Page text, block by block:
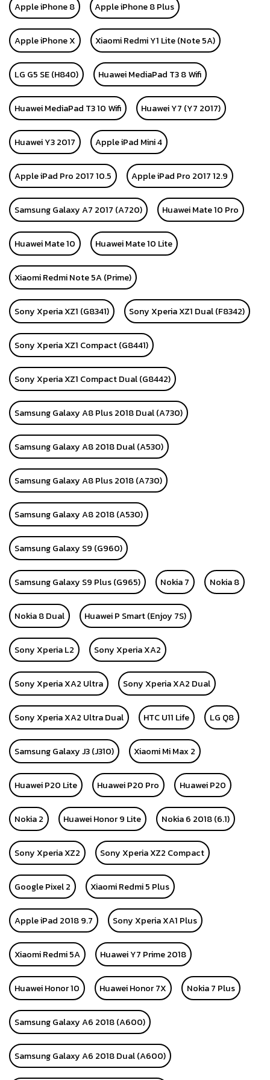
Apple iPhone 8 Apple iPhone 8 Plus
Apple iPhone X Xiaomi Redmi Y1 Lite (Note 5A)
LG G5 SE (H840) Huawei MediaPad T3 8 Wifi
Huawei MediaPad T3 10 Wifi Huawei Y7 (Y7 2017)
Huawei Y3 2017 Apple iPad Mini 4
Apple iPad Pro 2017 10.5 Apple iPad Pro 2017 12.9
Samsung Galaxy A7 2017 (A720) Huawei Mate 10 Pro
Huawei Mate 10 Huawei Mate 10 Lite
Xiaomi Redmi Note 5A (Prime)
Sony Xperia XZ1 (G8341) Sony Xperia XZ1 Dual (F8342)
Sony Xperia XZ1 Compact (G8441)
Sony Xperia XZ1 Compact Dual (G8442)
Samsung Galaxy A8 Plus 2018 Dual (A730)
Samsung Galaxy A8 2018 Dual (A530)
Samsung Galaxy A8 Plus 2018 (A730)
Samsung Galaxy A8 2018 (A530)
Samsung Galaxy S9 (G960)
Samsung Galaxy S9 Plus (G965) Nokia 7 Nokia 8
Nokia 8 Dual Huawei P Smart (Enjoy 7S)
Sony Xperia L2 Sony Xperia XA2
Sony Xperia XA2 Ultra Sony Xperia XA2 Dual
Sony Xperia XA2 Ultra Dual HTC U11 Life LG Q8
Samsung Galaxy J3 (J310) Xiaomi Mi Max 2
Huawei P20 Lite Huawei P20 Pro Huawei P20
Nokia 2 Huawei Honor 9 Lite Nokia 6 2018 (6.1)
Sony Xperia XZ2 Sony Xperia XZ2 Compact
Google Pixel 2 Xiaomi Redmi 5 Plus
Apple iPad 2018 9.7 Sony Xperia XA1 Plus
Xiaomi Redmi 5A Huawei Y7 Prime 2018
Huawei Honor 10 Huawei Honor 7X Nokia 7 Plus
Samsung Galaxy A6 2018 (A600)
Samsung Galaxy A6 2018 Dual (A600)